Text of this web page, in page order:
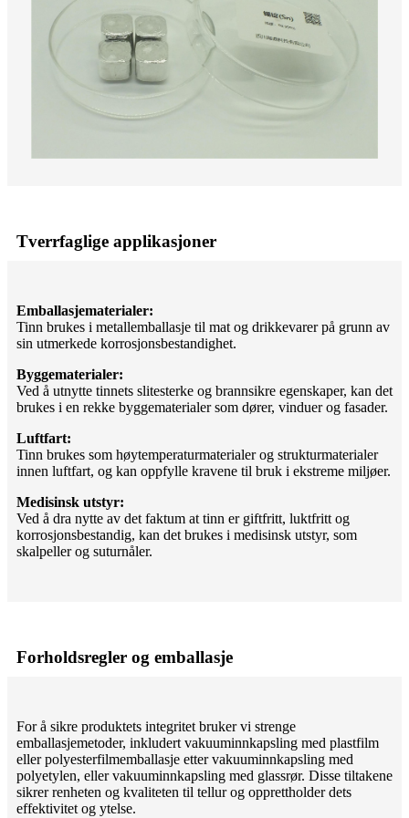
Tverrfaglige applikasjoner
Emballasjematerialer:
Tinn brukes i metallemballasje til mat og drikkevarer på grunn av
sin utmerkede korrosjonsbestandighet.
Byggematerialer:
Ved å utnytte tinnets slitesterke og brannsikre egenskaper, kan det
brukes i en rekke byggematerialer som dører, vinduer og fasader.
Luftfart:
Tinn brukes som høytemperaturmaterialer og strukturmaterialer
innen luftfart, og kan oppfylle kravene til bruk i ekstreme miljøer.
Medisinsk utstyr:
Ved å dra nytte av det faktum at tinn er giftfritt, luktfritt og
korrosjonsbestandig, kan det brukes i medisinsk utstyr, som
skalpeller og suturnåler.
Forholdsregler og emballasje
For å sikre produktets integritet bruker vi strenge
emballasjemetoder, inkludert vakuuminnkapsling med plastfilm
eller polyesterfilmemballasje etter vakuuminnkapsling med
polyetylen, eller vakuuminnkapsling med glassrør. Disse tiltakene
sikrer renheten og kvaliteten til tellur og opprettholder dets
effektivitet og ytelse.